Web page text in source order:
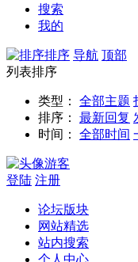
搜索
我的
排序 导航 顶部
列表排序
类型： 全部主题
排序：
最新回复
时间：
全部时间
游客
登陆 注册
论坛版块
网站精选
站内搜索
个人中心